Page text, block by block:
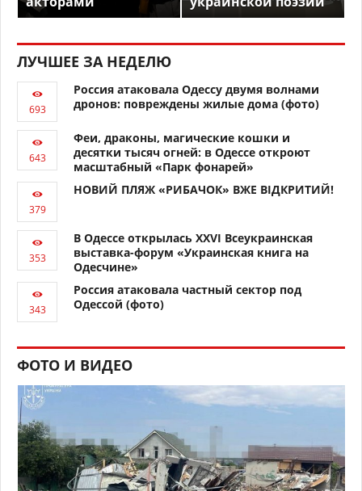
ЛУЧШЕЕ ЗА НЕДЕЛЮ
Россия атаковала Одессу двумя волнами
дронов: повреждены жилые дома (фото)
Феи, драконы, магические кошки и
десятки тысяч огней: в Одессе откроют
масштабный «Парк фонарей»
НОВИЙ ПЛЯЖ «РИБАЧОК» ВЖЕ ВІДКРИТИЙ!
В Одессе открылась XXVI Всеукраинская
выставка-форум «Украинская книга на
Одесчине»
Россия атаковала частный сектор под
Одессой (фото)
ФОТО И ВИДЕО